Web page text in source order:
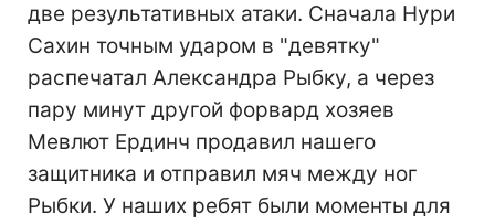
две результативных атаки. Сначала Нури
Сахин точным ударом в "девятку"
распечатал Александра Рыбку, а через
пару минут другой форвард хозяев
Мевлют Ердинч продавил нашего
защитника и отправил мяч между ног
Рыбки. У наших ребят были моменты для